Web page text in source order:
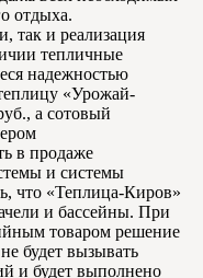
отдыха.
так и реализация
тепличные
надежностью
«Урожай-
а сотовый
в продаже
и системы
что «Теплица-Киров»
и бассейны. При
товаром решение
будет вызывать
и будет выполнено